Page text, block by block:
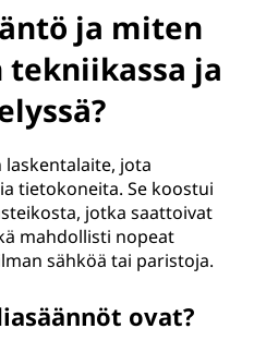
ja miten
ja
jota
tietokoneita. Se koostui
jotka saattoivat
mahdollisti nopeat
sähköä tai paristoja.
ovat?